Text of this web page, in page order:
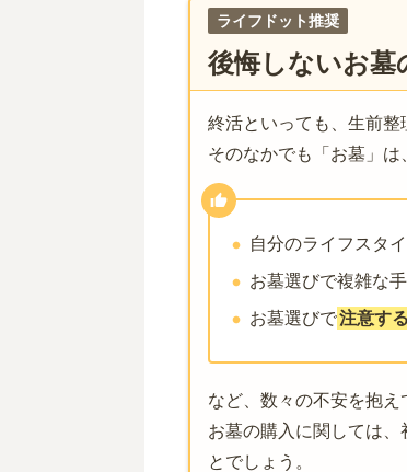
ライフドット推奨
後悔しないお墓
終活といっても、生前整
そのなかでも「お墓」は
自分のライフスタ
お墓選びで複雑な
お墓選びで注意す
など、数々の不安を抱え
お墓の購入に関しては
とでしょう。